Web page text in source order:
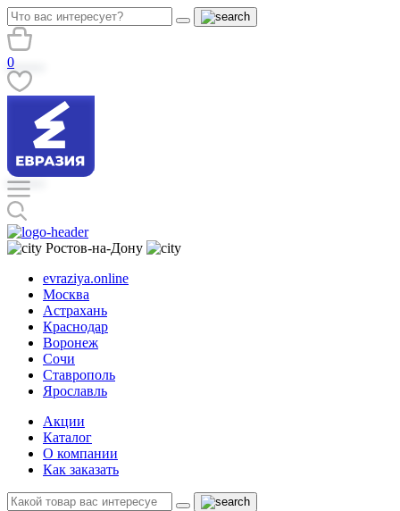
0
Ростов-на-Дону
evraziya.online
Москва
Астрахань
Краснодар
Воронеж
Сочи
Ставрополь
Ярославль
Акции
Каталог
О компании
Как заказать